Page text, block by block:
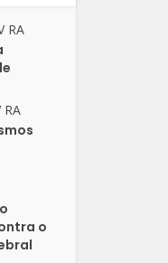
RA
RA
o